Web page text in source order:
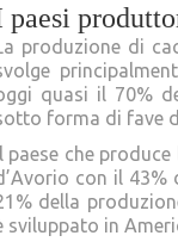
paesi
produzione di
quasi il 70%
forma di fave
paese che
con il 43%
della
sviluppato in